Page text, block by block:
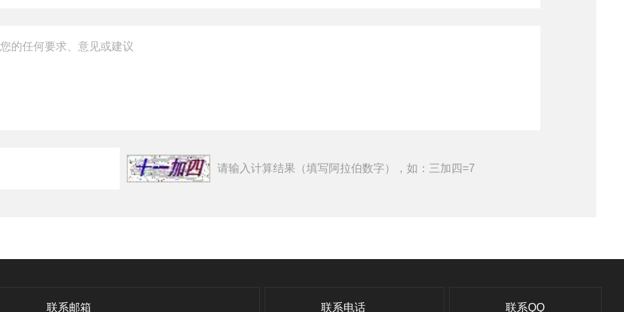
请输入计算结果（填写阿拉伯数字），如：三加四=7
联系邮箱 联系电话 联系QQ